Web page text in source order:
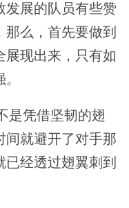
发展的队员有些赞
么，首先要做到
展现出来，只有如
凭借坚韧的翅
间就避开了对手那
经透过翅翼刺到